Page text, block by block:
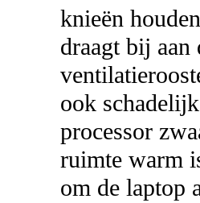
knieën
draagt ​​bij aan
ook
processor
ruimte warm
om de laptop